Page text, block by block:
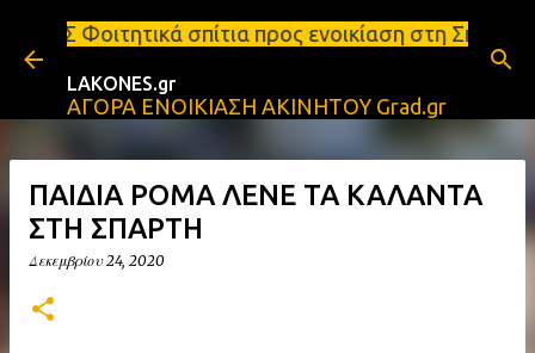
Μετάβαση στο κύριο περιεχόμενο
προς ενοικίαση στη Σπάρτη Ενοικιάσεις
LAKONES.gr
ΑΓΟΡΑ ΕΝΟΙΚΙΑΣΗ ΑΚΙΝΗΤΟΥ Grad.gr
ΠΑΙΔΙΑ ΡΟΜΑ ΛΕΝΕ ΤΑ ΚΑΛΑΝΤΑ
ΣΤΗ ΣΠΑΡΤΗ
Δεκεμβρίου 24, 2020